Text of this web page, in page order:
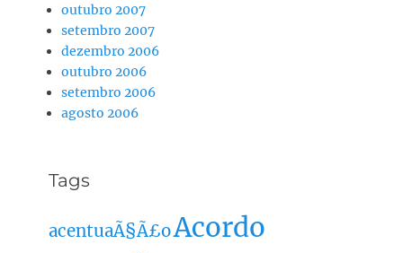
outubro 2007
setembro 2007
dezembro 2006
outubro 2006
setembro 2006
agosto 2006
Tags
acentuaÃ§Ã£oAcordo